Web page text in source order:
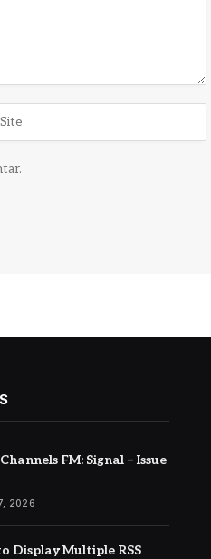
FM: Signal – Issue
2026
Display Multiple RSS